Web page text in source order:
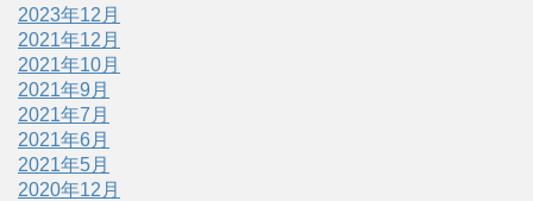
2023年12月
2021年12月
2021年10月
2021年9月
2021年7月
2021年6月
2021年5月
2020年12月